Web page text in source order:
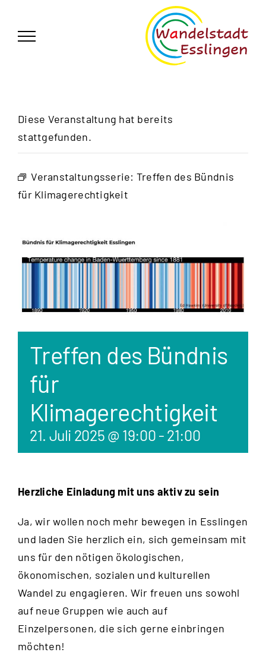
springen
Diese Veranstaltung hat bereits
stattgefunden.
Veranstaltungsserie: Treffen des Bündnis
für Klimagerechtigkeit
Treffen des Bündnis
für
Klimagerechtigkeit
21. Juli 2025 @ 19:00 - 21:00
Herzliche Einladung mit uns aktiv zu sein
Ja, wir wollen noch mehr bewegen in Esslingen
und laden Sie herzlich ein, sich gemeinsam mit
uns für den nötigen ökologischen,
ökonomischen, sozialen und kulturellen
Wandel zu engagieren. Wir freuen uns sowohl
auf neue Gruppen wie auch auf
Einzelpersonen, die sich gerne einbringen
möchten!